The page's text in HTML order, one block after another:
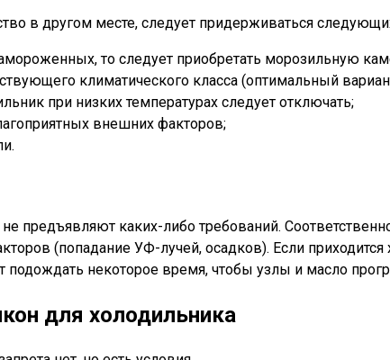
в другом месте, следует придерживаться
то следует приобретать морозильную
климатического класса (оптимальный
при низких температурах следует отключать;
внешних факторов;
предъявляют каких-либо требований.
(попадание УФ-лучей, осадков). Если
подождать некоторое время, чтобы узлы и масло
для холодильника